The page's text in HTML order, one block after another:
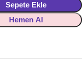
Sepete Ekle
Hemen Al